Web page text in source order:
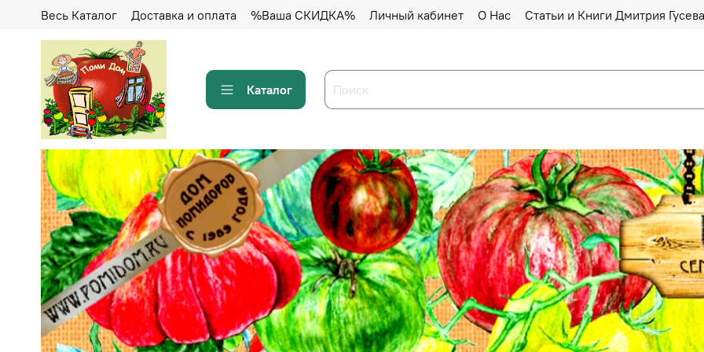
Весь Каталог Доставка и оплата %Ваша СКИДКА% Личный кабинет О Нас Статьи и Книги Дмитрия Гусева
Каталог